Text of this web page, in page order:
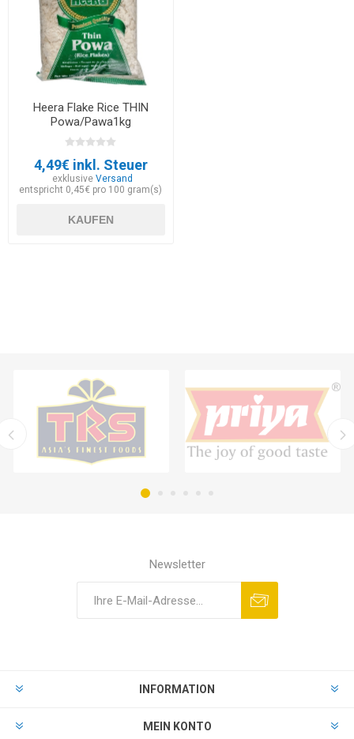
Heera Flake Rice THIN
Powa/Pawa1kg
4,49€ inkl. Steuer
exklusiveVersand
entspricht 0,45€ pro 100 gram(s)
KAUFEN
Newsletter
INFORMATION
MEIN KONTO